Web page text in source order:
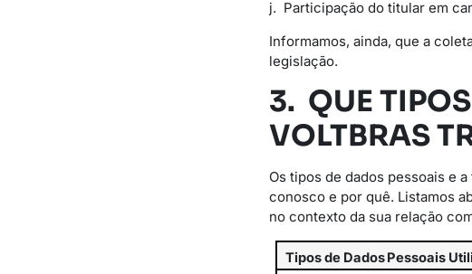
j. Participação do titular em
Informamos, ainda, que a
legislação.
3. QUE
VOLTBRAS
Os tipos de dados pessoais e
conosco e por quê. Listamos
no contexto da sua relação
Tiposde DadosPessoais